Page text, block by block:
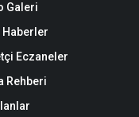
Galeri
Haberler
Eczaneler
Rehberi